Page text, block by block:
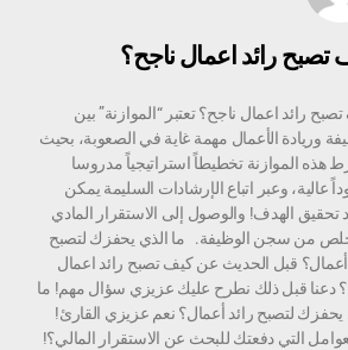
تصبح رائد اعمال ناجح؟
رائد اعمال ناجح؟ تعتبر “الموازنة” بين
وريادة الأعمال مهمة غاية في الصعوبة، بحيث
هذه الموازنة تخطيطاً استراتيجياً مدروسا
عالية، وعبر اتباع الإرشادات السليمة يمكن
تحقيق الهدف! والوصول إلى الاستقرار المادي
من سجن الوظيفة. ما الذي يحفزك لتصبح
أعمال؟ قبل الحديث عن كيف تصبح رائد اعمال
دعنا قبل ذلك نطرح عليك عزيزي سؤال مهم! ما
يحفزك لتصبح رائد أعمال؟ نعم عزيزي القارئ!
التي دفعتك للبحث عن الاستقرار المالي؟!